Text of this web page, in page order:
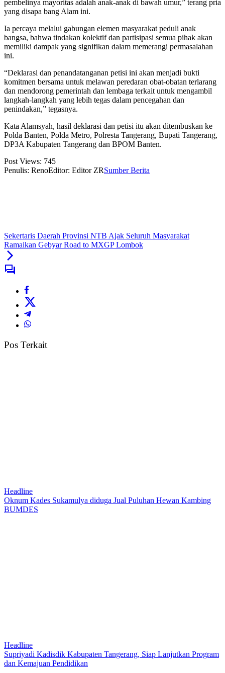
pembelinya mayoritas adalah anak-anak di bawah umur,” terang pria
yang disapa bang Alam ini.
Ia percaya melalui gabungan elemen masyarakat peduli anak
bangsa, bahwa tindakan kolektif dan partisipasi semua pihak akan
memiliki dampak yang signifikan dalam memerangi permasalahan
ini.
“Deklarasi dan penandatanganan petisi ini akan menjadi bukti
komitmen bersama untuk melawan peredaran obat-obatan terlarang
dan mendorong pemerintah dan lembaga terkait untuk mengambil
langkah-langkah yang lebih tegas dalam pencegahan dan
penindakan,” tegasnya.
Kata Alamsyah, hasil deklarasi dan petisi itu akan ditembuskan ke
Polda Banten, Polda Metro, Polresta Tangerang, Bupati Tangerang,
DP3A Kabupaten Tangerang dan BPOM Banten.
Post Views: 745
Penulis: RenoEditor: Editor ZRSumber Berita
Sekertaris Daerah Provinsi NTB Ajak Seluruh Masyarakat
Ramaikan Gebyar Road to MXGP Lombok
Pos Terkait
Headline
Oknum Kades Sukamulya diduga Jual Puluhan Hewan Kambing
BUMDES
Headline
Supriyadi Kadisdik Kabupaten Tangerang, Siap Lanjutkan Program
dan Kemajuan Pendidikan